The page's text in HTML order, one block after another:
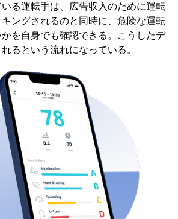
る運転手は、広告収入のために運転
ングされるのと同時に、危険な運転
を自身でも確認できる。こうしたデ
るという流れになっている。